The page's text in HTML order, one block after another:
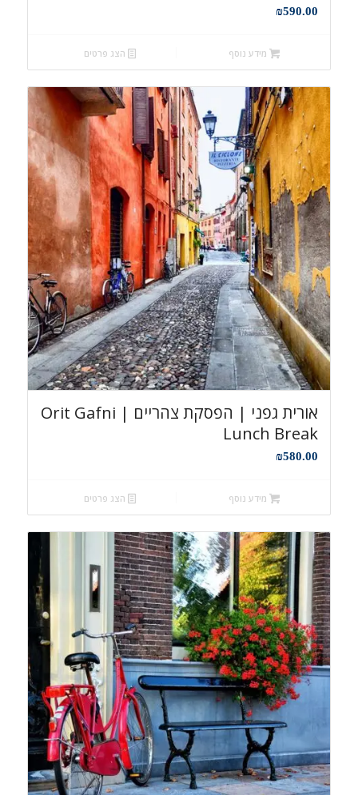
₪590.00
מידע נוסף הצג פרטים
אורית גפני | הפסקת צהריים Orit Gafni |
Lunch Break
₪580.00
מידע נוסף הצג פרטים